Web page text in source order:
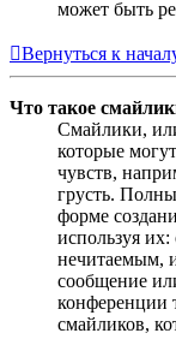
может быть
Вернуться к
Что такое
Смайлики,
которые
чувств,
грусть.
форме
используя
нечитаемым,
сообщение
конференции
смайликов,